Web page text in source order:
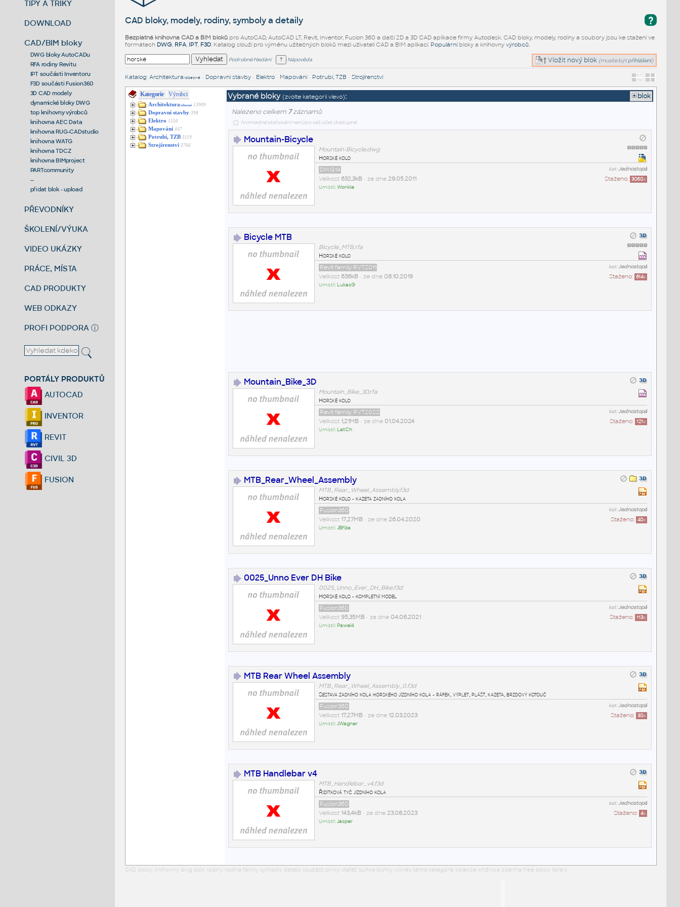
TIPY A TRIKY
DOWNLOAD
CAD/BIM bloky
DWG bloky AutoCADu
RFA rodiny Revitu
IPT součásti Inventoru
F3D součásti Fusion360
3D CAD modely
dynamické bloky DWG
top knihovny výrobců
knihovna AEC Data
knihovna RUG-CADstudio
knihovna WATG
knihovna TDCZ
knihovna BIMproject
PARTcommunity
--
přidat blok - upload
PŘEVODNÍKY
ŠKOLENÍ/VÝUKA
VIDEO UKÁZKY
PRÁCE, MÍSTA
CAD PRODUKTY
WEB ODKAZY
PROFI PODPORA ⓘ
PORTÁLY PRODUKTŮ
AUTOCAD
INVENTOR
REVIT
CIVIL 3D
FUSION
?
CAD bloky, modely, rodiny, symboly a detaily
Bezplatná knihovna CAD a BIM blokůpro AutoCAD, AutoCAD LT, Revit, Inventor, Fusion 360 a další 2D a 3D CAD aplikace firmy Autodesk. CAD bloky, modely, rodiny a soubory jsou ke stažení ve
formátech DWG, RFA, IPT, F3D. Katalog slouží pro výměnu užitečných bloků mezi uživateli CAD a BIM aplikací. Populárníbloky a knihovny výrobců.
Vložit nový blok (musíte být přihlášeni)
Podrobné hledání Nápověda
Katalog: Architektura /obecné• Dopravní stavby• Elektro• Mapování• Potrubí, TZB • Strojírenství
Kategorie Výrobci
Architektura/obecné 13909
Dopravní stavby 398
Elektro 1550
Mapování 447
Potrubí, TZB 3119
Strojírenství 3766
Vybrané bloky (zvolte kategorii vlevo):
blok
Nalezeno celkem 7záznamů
hromadné stahování není pro váš účet dostupné
Mountain-Bicycle
Mountain-Bicycle.dwg
Horské kolo
kat:Jednostopá
DWG14
Staženo: 3060x
Velikost 632,3kB• ze dne 29.05.2011
Umístil:Wonkie
Bicycle MTB
Bicycle_MTB.rfa
Horské kolo
kat:Jednostopá
Revit family RVT2011
Staženo: 614x
Velikost 636kB• ze dne 08.10.2019
Umístil: LukasG
Mountain_Bike_3D
Mountain_Bike_3D.rfa
Horské kolo
kat:Jednostopá
Revit family RVT2022
Staženo: 121x
Velikost 1,21MB• ze dne 01.04.2024
Umístil: LatCh
MTB_Rear_Wheel_Assembly
MTB_Rear_Wheel_Assembly.f3d
Horské kolo - kazeta zadního kola
kat:Jednostopá
Fusion360
Staženo: 40x
Velikost 17,27MB• ze dne 26.04.2020
Umístil:JBříza
0025_Unno Ever DH Bike
0025_Unno_Ever_DH_Bike.f3d
Horské kolo - kompletní model
kat:Jednostopá
Fusion360
Staženo: 113x
Velikost 95,35MB• ze dne 04.06.2021
Umístil: Pawel4
MTB Rear Wheel Assembly
MTB_Rear_Wheel_Assembly_0.f3d
Sestava zadního kola horského jízdního kola - ráfek, výplet, plášť, kazeta, brzdový kotouč
kat:Jednostopá
Fusion360
Staženo: 30x
Velikost 17,27MB• ze dne 12.03.2023
Umístil:JWagner
MTB Handlebar v4
MTB_Handlebar_v4.f3d
Řidítková tyč jízdního kola
kat:Jednostopá
Fusion360
Staženo: 4x
Velikost 143,4kB• ze dne 23.08.2023
Umístil:Jasper
CAD bloky: knihovny dwg blok rodiny rodina family symboly detaily součásti prvky stafáž buňka buňky výkres téma kategorie kolekce knižnica zdarma free block library